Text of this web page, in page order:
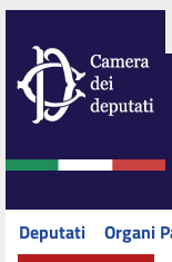
Deputati Organi